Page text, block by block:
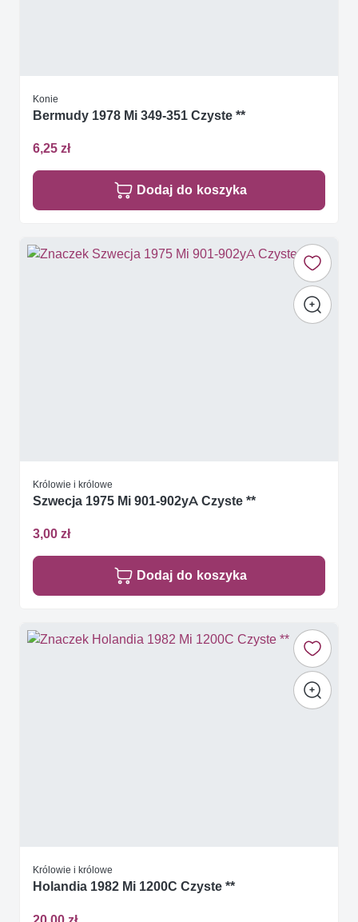
Konie
Bermudy 1978 Mi 349-351 Czyste **
6,25 zł
Dodaj do koszyka
Królowie i królowe
Szwecja 1975 Mi 901-902yA Czyste **
3,00 zł
Dodaj do koszyka
Królowie i królowe
Holandia 1982 Mi 1200C Czyste **